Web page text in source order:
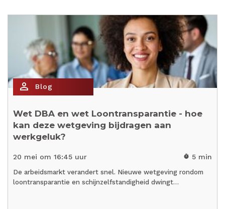
person_outline Blog
Wet DBA en wet Loontransparantie - hoe
kan deze wetgeving bijdragen aan
werkgeluk?
20 mei om 16:45 uur timer 5 min
De arbeidsmarkt verandert snel. Nieuwe wetgeving rondom
loontransparantie en schijnzelfstandigheid dwingt…